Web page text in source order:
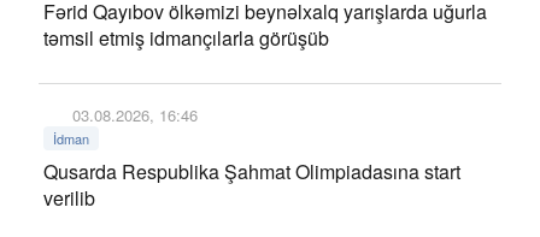
Fərid Qayıbov ölkəmizi beynəlxalq yarışlarda uğurla
təmsil etmiş idmançılarla görüşüb
03.08.2026, 16:46
İdman
Qusarda Respublika Şahmat Olimpiadasına start
verilib